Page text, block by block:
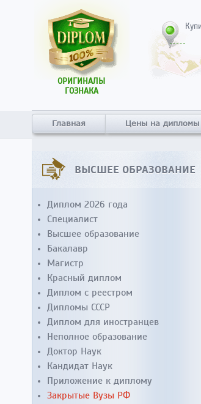
ОРИГИНАЛЫ
ГОЗНАКА
Главная Цены на дипломы
ВЫСШЕЕ ОБРАЗОВАНИЕ
Диплом 2026 года
Специалист
Высшее образование
Бакалавр
Магистр
Красный диплом
Диплом с реестром
Дипломы СССР
Диплом для иностранцев
Неполное образование
Доктор Наук
Кандидат Наук
Приложение к диплому
Закрытые Вузы РФ